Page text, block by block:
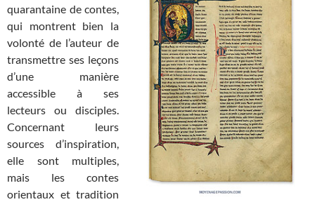
quarantaine de contes,
qui montrent bien la
volonté de l’auteur de
transmettre ses leçons
d’une manière
accessible à ses
lecteurs ou disciples.
Concernant leurs
sources d’inspiration,
elle sont multiples,
mais les contes
orientaux et tradition